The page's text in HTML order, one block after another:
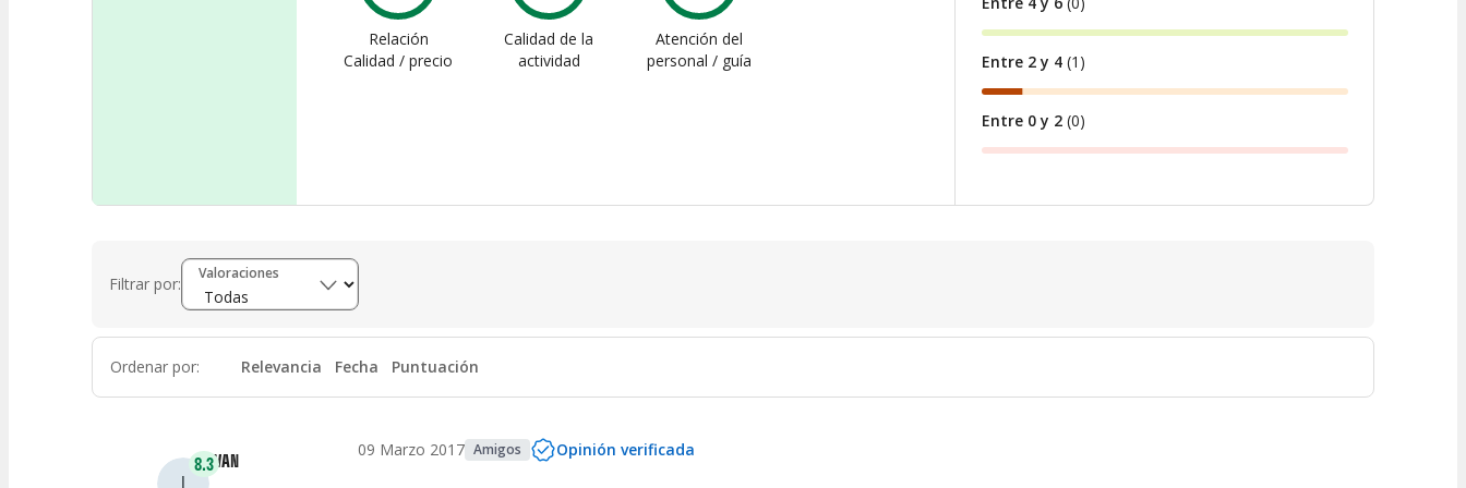
Relación
Calidad / precio
Calidad de la
actividad
Atención del
personal / guía
Entre 2 y 4 (1 )
Entre 0 y 2 (0)
Filtrar por:
Valoraciones
Ordenar por: Relevancia Fecha Puntuación
8.3IVAN
09 Marzo 2017 Amigos Opinión verificada